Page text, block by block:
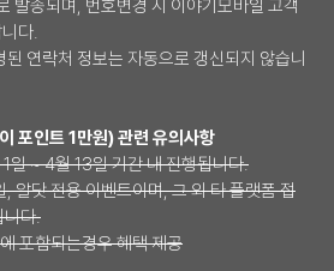
발송되며, 번호변경 시 이야기모바일 고객
다.
연락처 정보는 자동으로 갱신되지 않습니
포인트 1만원) 관련 유의사항
일 ~ 4월 13일 기간 내 진행됩니다.
, 알닷 전용 이벤트이며, 그 외 타 플랫폼 접
니다.
포함되는경우 혜택 제공